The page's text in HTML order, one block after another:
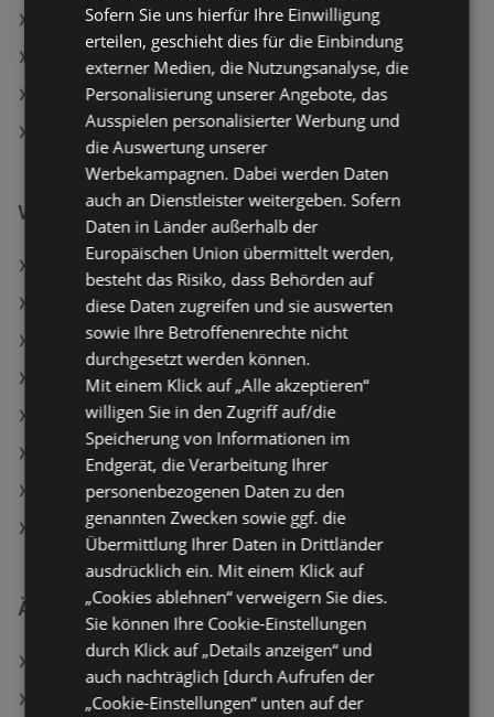
Fressnapf in Bischofshofen
Fressnapf in Gleisdorf
Fressnapf in Leoben
Fressnapf in Innsbruck
Weiterführende Links
Reinigungsbürsten Set
Textipflegebürste
Fressnapf Angebote
Tchibo/Eduscho Angebote
INTERSPORT Angebote
Aktuelle LEGO Flugblätter
Aktuelle Tchibo/Eduscho Flugblätter
Aktuelle INTERSPORT Flugblätter
Ähnliche Händler
Tchibo/Eduscho Angebote
INTERSPORT Angebote
Sofern Sie uns hierfür Ihre Einwilligung
erteilen, geschieht dies für die Einbindung
externer Medien, die Nutzungsanalyse, die
Personalisierung unserer Angebote, das
Ausspielen personalisierter Werbung und
die Auswertung unserer
Werbekampagnen. Dabei werden Daten
auch an Dienstleister weitergeben. Sofern
Daten in Länder außerhalb der
Europäischen Union übermittelt werden,
besteht das Risiko, dass Behörden auf
diese Daten zugreifen und sie auswerten
sowie Ihre Betroffenenrechte nicht
durchgesetzt werden können.
Mit einem Klick auf „Alle akzeptieren“
willigen Sie in den Zugriff auf/die
Speicherung von Informationen im
Endgerät, die Verarbeitung Ihrer
personenbezogenen Daten zu den
genannten Zwecken sowie ggf. die
Übermittlung Ihrer Daten in Drittländer
ausdrücklich ein. Mit einem Klick auf
„Cookies ablehnen“ verweigern Sie dies.
Sie können Ihre Cookie-Einstellungen
durch Klick auf „Details anzeigen“ und
auch nachträglich [durch Aufrufen der
„Cookie-Einstellungen“ unten auf der